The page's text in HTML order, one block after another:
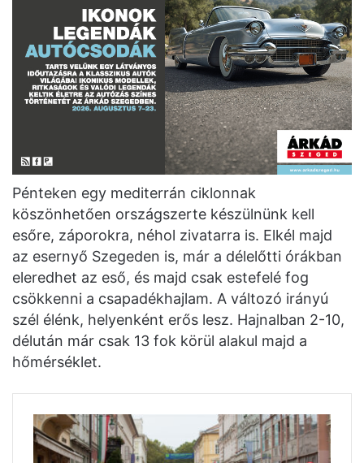
Pénteken egy mediterrán ciklonnak
köszönhetően országszerte készülnünk kell
esőre, záporokra, néhol zivatarra is. Elkél majd
az esernyő Szegeden is, már a délelőtti órákban
eleredhet az eső, és majd csak estefelé fog
csökkenni a csapadékhajlam. A változó irányú
szél élénk, helyenként erős lesz. Hajnalban 2-10,
délután már csak 13 fok körül alakul majd a
hőmérséklet.